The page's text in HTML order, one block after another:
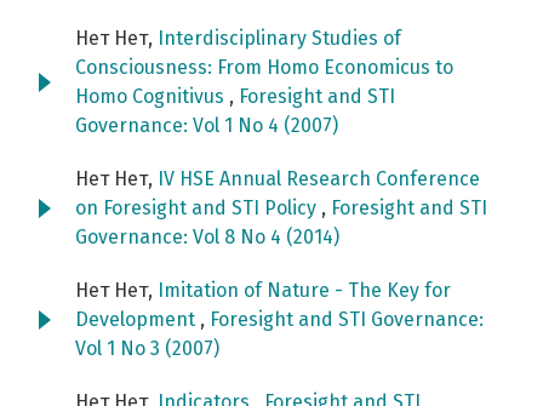
Нет Нет,
Interdisciplinary Studies of
Consciousness: From Homo Economicus to
Homo Cognitivus , Foresight and STI
Governance: Vol 1 No 4 (2007)
Нет Нет, IV HSE Annual Research Conference
on Foresight and STI Policy , Foresight and STI
Governance: Vol 8 No 4 (2014)
Нет Нет,
Imitation of Nature - The Key for
Development , Foresight and STI Governance:
Vol 1 No 3 (2007)